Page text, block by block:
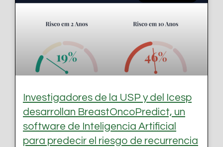
Investigadores de la USP y del Icesp
desarrollan BreastOncoPredict, un
software de Inteligencia Artificial
para predecir el riesgo de recurrencia